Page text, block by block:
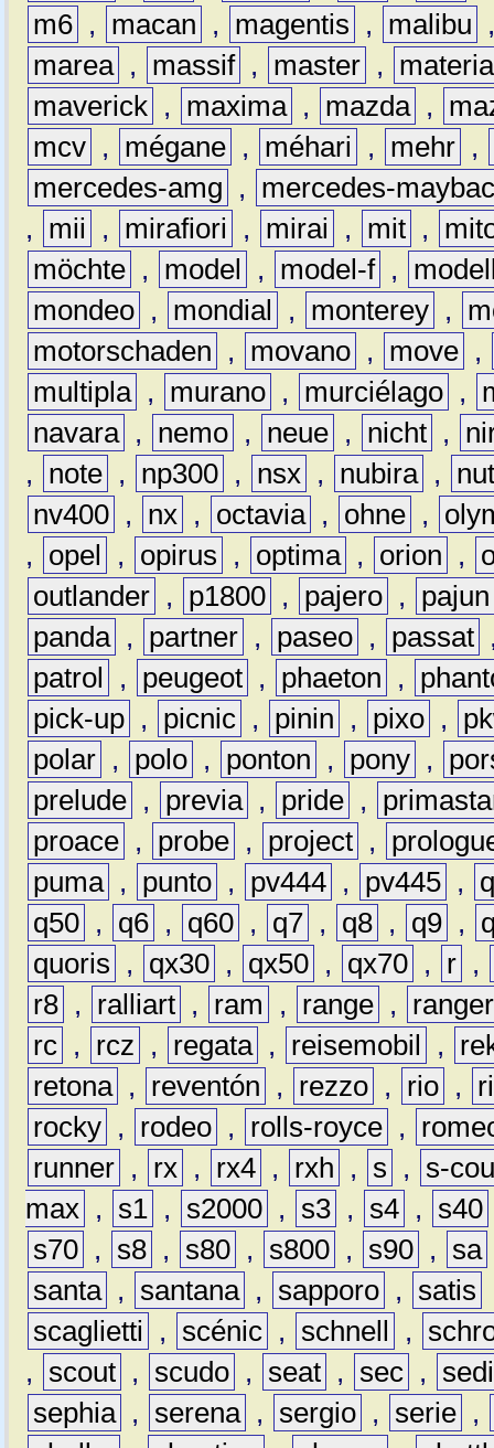
m6 , macan , magentis , malibu
marea , massif , master ,
materia
maverick , maxima , mazda ,
mcv , mégane , méhari , mehr ,
mercedes-amg
,
mercedes-
,
mii , mirafiori , mirai , mit ,
möchte , model , model-f ,
mondeo , mondial , monterey ,
motorschaden
, movano , move ,
multipla , murano , murciélago ,
navara , nemo , neue , nicht ,
,
note , np300 , nsx , nubira ,
nv400 , nx , octavia , ohne ,
,
opel , opirus , optima , orion ,
outlander , p1800 , pajero ,
pajun
panda , partner , paseo , passat
patrol
, peugeot , phaeton ,
pick-up , picnic , pinin , pixo ,
polar , polo , ponton , pony ,
prelude , previa , pride ,
proace , probe , project ,
puma , punto , pv444 , pv445 ,
q50 , q6 , q60 , q7 , q8 , q9 ,
quoris
, qx30 , qx50 , qx70 , r ,
r8 , ralliart , ram , range ,
ranger
rc , rcz , regata , reisemobil ,
retona , reventón , rezzo , rio ,
rocky , rodeo , rolls-royce ,
runner , rx , rx4 , rxh , s ,
s-
max , s1 , s2000 , s3 , s4 , s40
s70 , s8 , s80 , s800 , s90 , sa
santa , santana , sapporo , satis
scaglietti
, scénic , schnell ,
,
scout , scudo , seat , sec ,
sephia , serena , sergio , serie ,